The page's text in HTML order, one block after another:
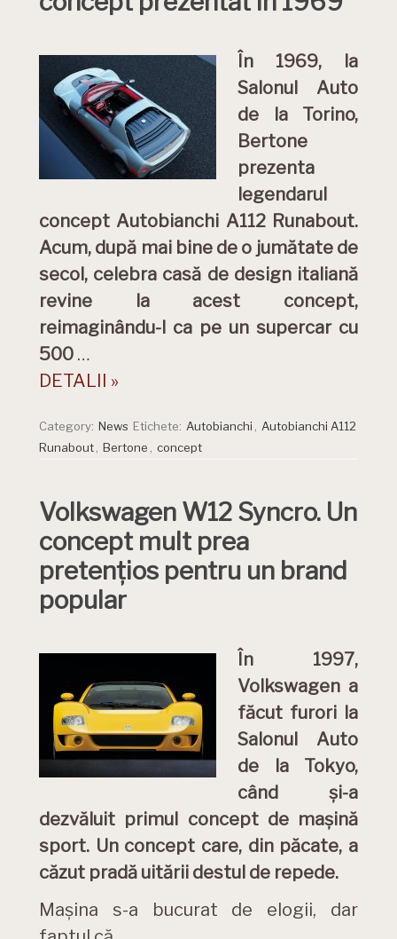
În 1969, la
Salonul Auto
de la Torino,
Bertone
prezenta
legendarul
concept Autobianchi A112 Runabout.
Acum, după mai bine de o jumătate de
secol, celebra casă de design italiană
revine la acest concept,
reimaginându-l ca pe un supercar cu
500 …
DETALII »
Category: News Etichete: Autobianchi , Autobianchi A112
Runabout, Bertone , concept
Volkswagen W12 Syncro. Un
concept mult prea
pretențios pentru un brand
popular
În 1997,
Volkswagen a
făcut furori la
Salonul Auto
de la Tokyo,
când și-a
dezvăluit primul concept de mașină
sport. Un concept care, din păcate, a
căzut pradă uitării destul de repede.
Mașina s-a bucurat de elogii, dar